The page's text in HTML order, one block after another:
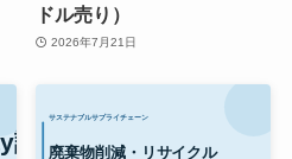
ドル売り）
2026年7月21日